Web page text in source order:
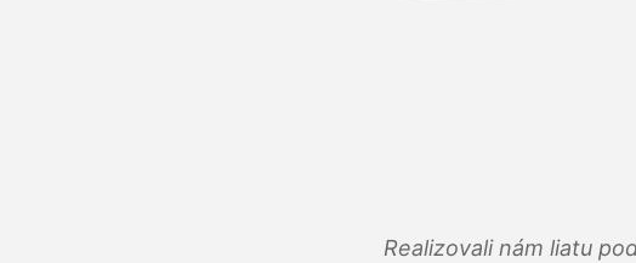
Realizovali nám liatu